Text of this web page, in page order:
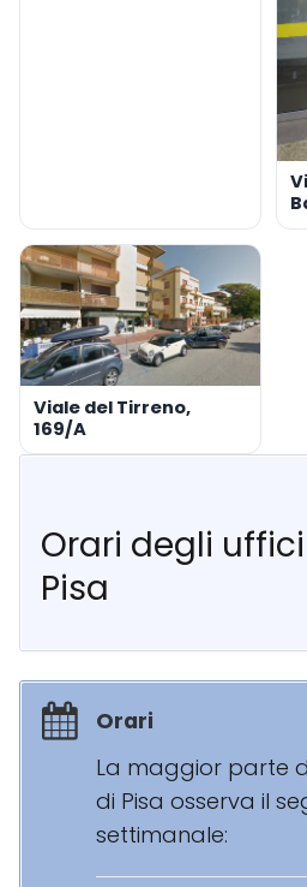
Viale del Tirreno,
169/A
Orari degli
Pisa
Orari
La maggior parte
di Pisa osserva il
settimanale: